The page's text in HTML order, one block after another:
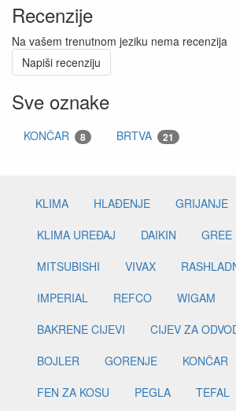
Recenzije
Na vašem trenutnom jeziku nema recenzija
Napiši recenziju
Sve oznake
KONČAR 8 BRTVA 21
KLIMA HLAĐENJE
GRIJANJE
KLIMA UREĐAJ
DAIKIN
GREE
MITSUBISHI
VIVAX
IMPERIAL
REFCO
WIGAM
BAKRENE CIJEVI
CIJEV ZA
BOJLER
GORENJE
KONČAR
FEN ZA KOSU
PEGLA TEFAL